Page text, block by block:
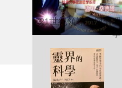
21世紀領導力與倫理
學